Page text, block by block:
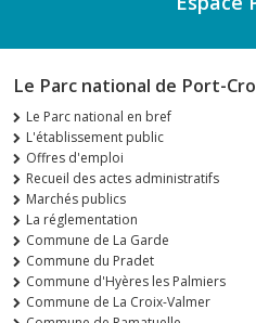
Le Parc national de Port-
Le Parc national en bref
L'établissement public
Offres d'emploi
Recueil des actes administratifs
Marchés publics
La réglementation
Commune de La Garde
Commune du Pradet
Commune d'Hyères les Palmiers
Commune de La Croix-Valmer